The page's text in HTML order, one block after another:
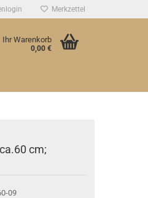
Merkzettel
Ihr Warenkorb
0,00 €
cm;
09